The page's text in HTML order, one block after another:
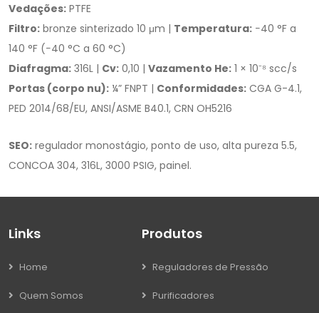
Vedações: PTFE
Filtro: bronze sinterizado 10 μm | Temperatura: −40 °F a
140 °F (−40 °C a 60 °C)
Diafragma: 316L | Cv: 0,10 | Vazamento He: 1 × 10⁻⁸ scc/s
Portas (corpo nu): ¼” FNPT | Conformidades: CGA G-4.1,
PED 2014/68/EU, ANSI/ASME B40.1, CRN OH5216
SEO: regulador monostágio, ponto de uso, alta pureza 5.5,
CONCOA 304, 316L, 3000 PSIG, painel.
Links
Home
Quem Somos
Produtos
Reguladores de Pressão
Purificadores